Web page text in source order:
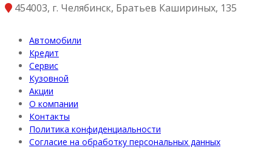
454003, г. Челябинск, Братьев Кашириных, 135
Автомобили
Кредит
Сервис
Кузовной
Акции
О компании
Контакты
Политика конфиденциальности
Согласие на обработку персональных данных